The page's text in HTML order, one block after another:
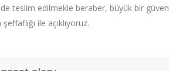
teslim edilmekle beraber, büyük bir güven
ile açıklıyoruz.